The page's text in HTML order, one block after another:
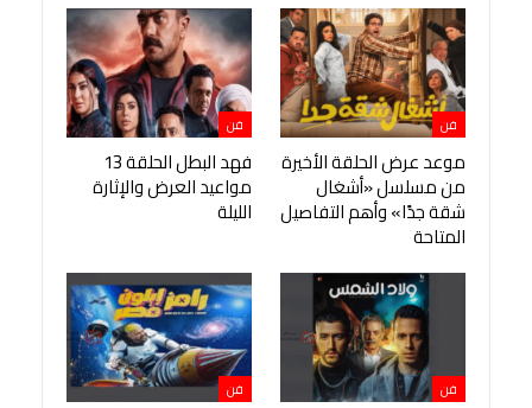
فن
موعد عرض الحلقة الأخيرة
من مسلسل «أشغال
شقة جدًا» وأهم التفاصيل
المتاحة
فن
فهد البطل الحلقة 13
مواعيد العرض والإثارة
الليلة
فن فن